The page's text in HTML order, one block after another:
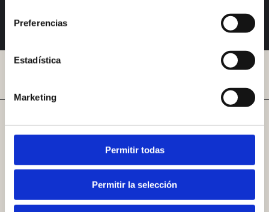
Preferencias
Estadística
Marketing
Permitir todas
Permitir la selección